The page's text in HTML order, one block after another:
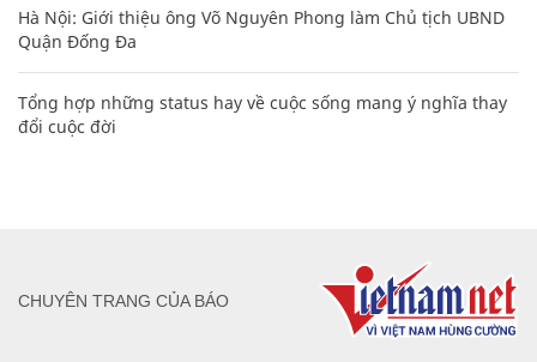
Hà Nội: Giới thiệu ông Võ Nguyên Phong làm Chủ tịch UBND
Quận Đống Đa
Tổng hợp những status hay về cuộc sống mang ý nghĩa thay
đổi cuộc đời
CHUYÊN TRANG CỦA BÁO